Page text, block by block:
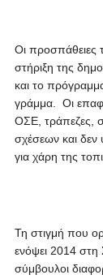
Οι προσπάθειες
στήριξη της
και το
γράμμα. Οι
ΟΣΕ, τράπεζες,
σχέσεων και δεν
για χάρη της
Τη στιγμή που
ενόψει 2014 στη
σύμβουλοι